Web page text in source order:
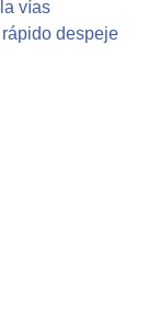
vías
despeje